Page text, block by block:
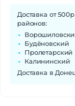
Доставка от
районов:
Будёновский
Пролетарский
Калининский
Доставка в